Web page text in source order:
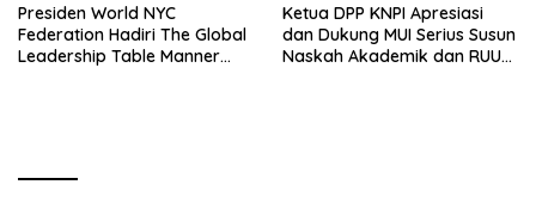
Presiden World NYC
Federation Hadiri The Global
Leadership Table Manner
Ketua DPP KNPI Apresiasi
dan Dukung MUI Serius Susun
Naskah Akademik dan RUU